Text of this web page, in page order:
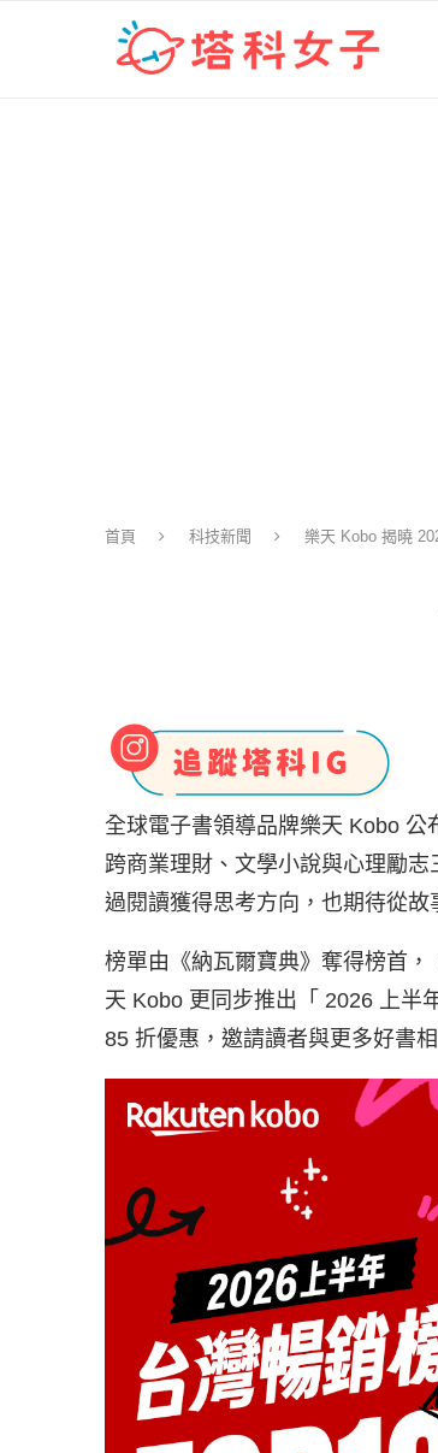
首頁 科技新聞 樂天 Kobo 揭曉
全球電子書領導品牌樂天 Kobo
跨商業理財、文學小說與心理勵
過閱讀獲得思考方向，也期待從故
榜單由《納瓦爾寶典》奪得榜首
天 Kobo 更同步推出「 2026 上半
85 折優惠，邀請讀者與更多好書相